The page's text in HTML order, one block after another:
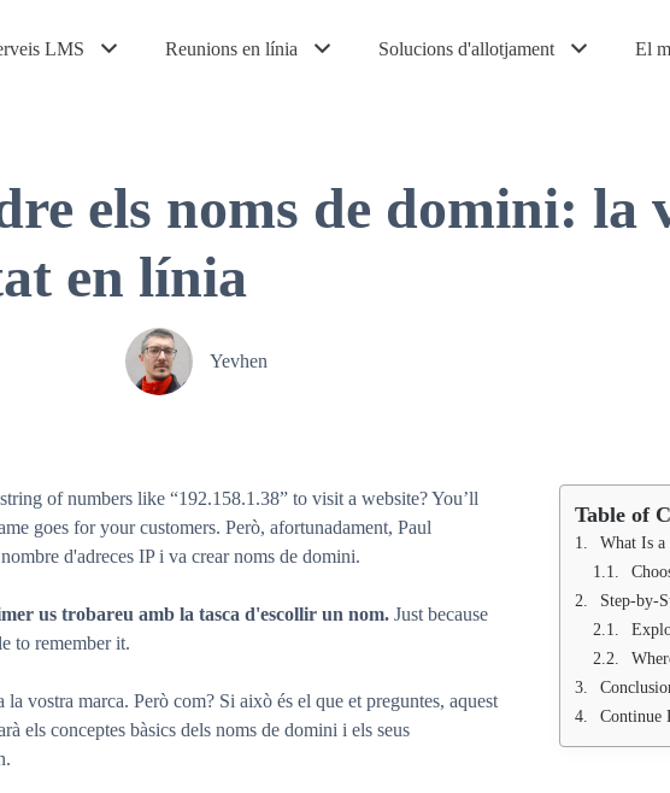
LMS Reunions en línia Solucions d'allotjament El
els noms de domini: la
en línia
Yevhen
of numbers like “192.158.1.38” to visit a website? You’ll
goes for your customers. Però, afortunadament, Paul
d'adreces IP i va crear noms de domini.
us trobareu amb la tasca d'escollir un nom. Just because
to remember it.
vostra marca. Però com? Si això és el que et preguntes, aquest
els conceptes bàsics dels noms de domini i els seus
Table of
What Is a
Step-by-
Where
Continue